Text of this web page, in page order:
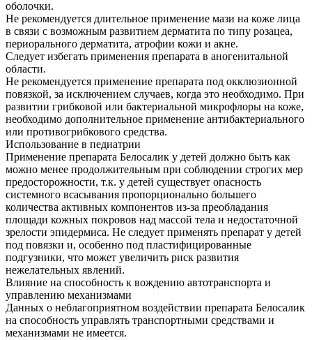
оболочки.
Не рекомендуется длительное применение мази на коже лица
в связи с возможным развитием дерматита по типу розацеа,
периорального дерматита, атрофии кожи и акне.
Следует избегать применения препарата в аногенитальной
области.
Не рекомендуется применение препарата под окклюзионной
повязкой, за исключением случаев, когда это необходимо. При
развитии грибковой или бактериальной микрофлоры на коже,
необходимо дополнительное применение антибактериального
или противогрибкового средства.
Использование в педиатрии
Применение препарата Белосалик у детей должно быть как
можно менее продолжительным при соблюдении строгих мер
предосторожности, т.к. у детей существует опасность
системного всасывания пропорционально большего
количества активных компонентов из-за преобладания
площади кожных покровов над массой тела и недостаточной
зрелости эпидермиса. Не следует применять препарат у детей
под повязки и, особенно под пластифицированные
подгузники, что может увеличить риск развития
нежелательных явлений.
Влияние на способность к вождению автотранспорта и
управлению механизмами
Данных о неблагоприятном воздействии препарата Белосалик
на способность управлять транспортными средствами и
механизмами не имеется.